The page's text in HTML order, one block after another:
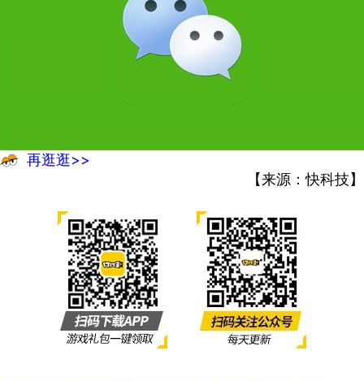
再逛逛>>
【来源：快科技】